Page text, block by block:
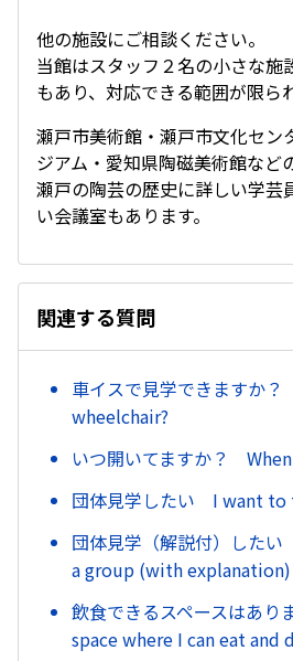
他の施設にご相談ください。
当館はスタッフ２名の小さな施
もあり、対応できる範囲が限ら
瀬戸市美術館・瀬戸市文化セン
ジアム・愛知県陶磁美術館など
瀬戸の陶芸の歴史に詳しい学芸
い会議室もあります。
関連する質問
車イスで見学できますか
wheelchair?
いつ開いてますか？
団体見学したい I want to
団体見学（解説付）し
a group (with explanation)
飲食できるスペースはあ
space where I can eat and